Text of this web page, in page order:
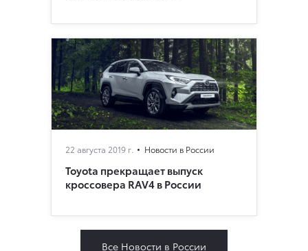
22 августа 2019 г. Новости в России
Toyota прекращает выпуск
кроссовера RAV4 в России
Все Новости в России